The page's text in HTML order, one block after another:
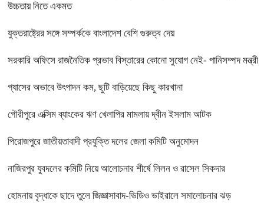
উচ্চতায় নিতে একমত
যুক্তরাষ্ট্রের সঙ্গে সম্পর্ককে বাংলাদেশ বেশি গুরুত্ব দেয়
সরকারি অফিসে রাজনৈতিক প্রভাব বিস্তারের কোনো সুযোগ নেই- পানিসম্পদ মন্ত্রী
গ্যাসের অভাবে উৎপাদন কম, ছুটি বাড়িয়েছে কিছু কারখানা
গৌরীপুরে এক্সিম ব্যাংকের ঋণ খেলাপির মামলায় দ্বীন ইসলাম আটক
পিরোজপুরে জাতীয়তাবাদী প্রযুক্তি দলের জেলা কমিটি অনুমোদন
নাজিরপুর যুবদলের কমিটি নিয়ে আলোচনার শীর্ষে লিলন ও রাসেল সিকদার
হোমনায় বৃদ্ধাকে ছাদে তুলে জিজ্ঞাসাবাদ-ভিডিও ভাইরালে সমালোচনার ঝড়